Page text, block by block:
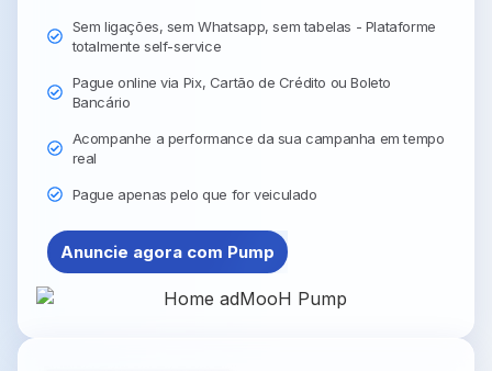
Sem ligações, sem Whatsapp, sem tabelas - Plataforme
totalmente self-service
Pague online via Pix, Cartão de Crédito ou Boleto
Bancário
Acompanhe a performance da sua campanha em tempo
real
Pague apenas pelo que for veiculado
Anuncie agora com Pump